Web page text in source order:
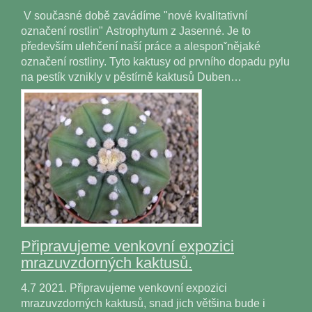
V současné době zavádíme "nové kvalitativní
označení rostlin" Astrophytum z Jasenné. Je to
především ulehčení naší práce a alesponˇnějaké
označení rostliny. Tyto kaktusy od prvního dopadu pylu
na pestík vznikly v pěstírně kaktusů Duben…
Připravujeme venkovní expozici
mrazuvzdorných kaktusů.
4.7 2021. Připravujeme venkovní expozici
mrazuvzdorných kaktusů, snad jich většina bude i